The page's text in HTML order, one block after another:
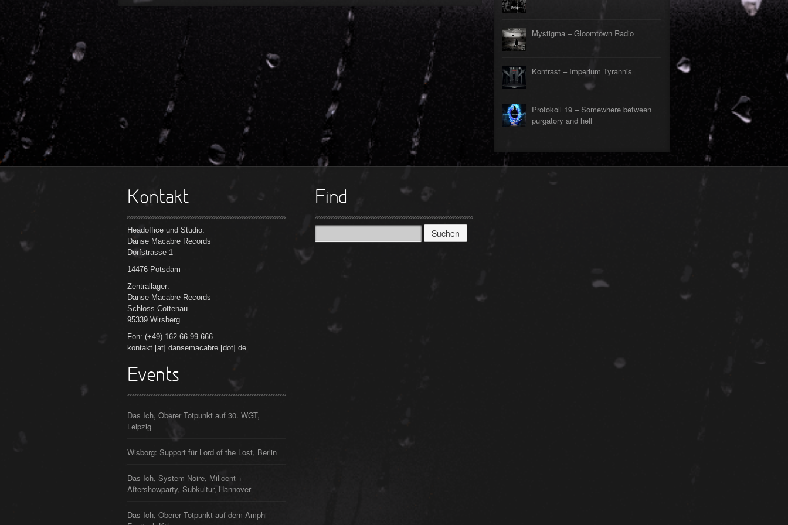
►
►
►
►
►
Mystigma – Gloomtown Radio
Kontrast – Imperium Tyrannis
Protokoll 19 – Somewhere between
purgatory and hell
Kontakt
Headoffice und Studio:
Danse Macabre Records
Dorfstrasse 1
14476 Potsdam
Zentrallager:
Danse Macabre Records
Schloss Cottenau
95339 Wirsberg
Fon: (+49) 162 66 99 666
kontakt [at] dansemacabre [dot] de
Events
Das Ich, Oberer Totpunkt auf 30. WGT,
Leipzig
Wisborg: Support für Lord of the Lost, Berlin
Das Ich, System Noire, Milicent +
Aftershowparty, Subkultur, Hannover
Das Ich, Oberer Totpunkt auf dem Amphi
Find
Suchen
nach: